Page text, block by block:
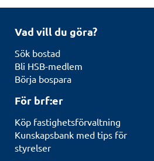
Vad vill du göra?
Sök bostad
Bli HSB-medlem
Börja bospara
För brf:er
Köp fastighetsförvaltning
Kunskapsbank med tips för
styrelser